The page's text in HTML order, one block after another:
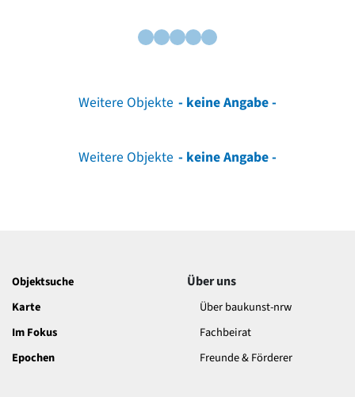
Weitere Objekte - keine Angabe -
Weitere Objekte - keine Angabe -
Objektsuche
Karte
Im Fokus
Epochen
Über uns
Über baukunst-nrw
Fachbeirat
Freunde & Förderer